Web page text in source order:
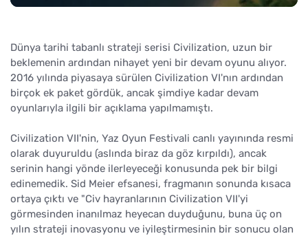
Dünya tarihi tabanlı strateji serisi Civilization, uzun bir
beklemenin ardından nihayet yeni bir devam oyunu alıyor.
2016 yılında piyasaya sürülen Civilization VI'nın ardından
birçok ek paket gördük, ancak şimdiye kadar devam
oyunlarıyla ilgili bir açıklama yapılmamıştı.
Civilization VII'nin, Yaz Oyun Festivali canlı yayınında resmi
olarak duyuruldu (aslında biraz da göz kırpıldı), ancak
serinin hangi yönde ilerleyeceği konusunda pek bir bilgi
edinemedik. Sid Meier efsanesi, fragmanın sonunda kısaca
ortaya çıktı ve "Civ hayranlarının Civilization VII'yi
görmesinden inanılmaz heyecan duyduğunu, buna üç on
yılın strateji inovasyonu ve iyileştirmesinin bir sonucu olan